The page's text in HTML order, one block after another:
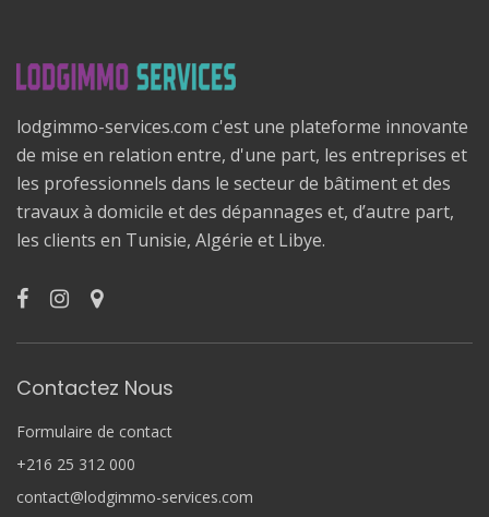
lodgimmo-services.com c'est une plateforme innovante
de mise en relation entre, d'une part, les entreprises et
les professionnels dans le secteur de bâtiment et des
travaux à domicile et des dépannages et, d’autre part,
les clients en Tunisie, Algérie et Libye.
Contactez Nous
Formulaire de contact
+216 25 312 000
contact@lodgimmo-services.com